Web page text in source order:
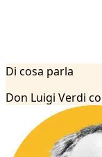
2
...
Di cosa parla
Don Luigi Verdi